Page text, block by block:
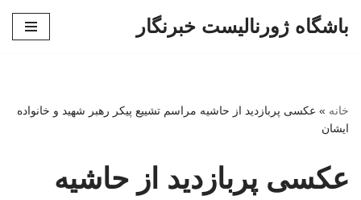
باشگاه ژورنالیست خبرنگار
خانه » عکسی پربازدید از حاشیه مراسم تشییع پیکر رهبر شهید و خانواده
ایشان
عکسی پربازدید از حاشیه